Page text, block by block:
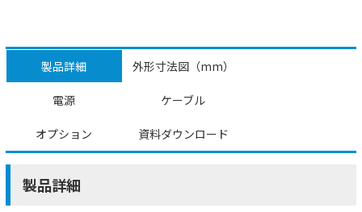
製品詳細 外形寸法図（mm）
電源 ケーブル
オプション 資料ダウンロード
製品詳細